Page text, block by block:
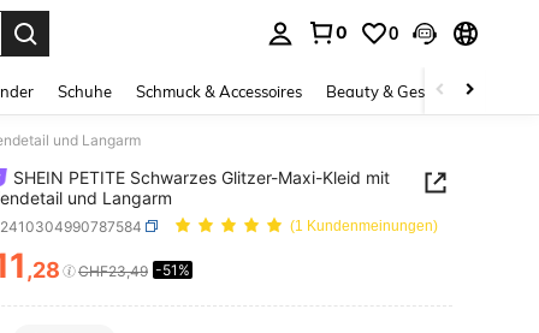
0 0
Schuhe Schmuck & Accessoires Beauty & Gesundheit
und Langarm
SHEIN PETITE Schwarzes Glitzer-Maxi-Kleid mit
und Langarm
(1 Kundenmeinungen)
AND AVAILABILITY
,28 CHF23,49 -51%